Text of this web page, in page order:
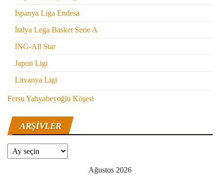
İspanya Liga Endesa
İtalya Lega Basket Serie A
ING-All Star
Japon Ligi
Litvanya Ligi
Fersu Yahyabeyoğlu Köşesi
ARŞIVLER
Arşivler
Ağustos 2026